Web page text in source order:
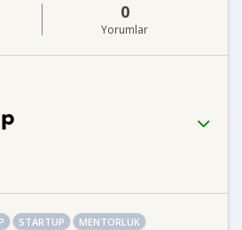
0
Yorumlar
STARTUP
MENTORLUK